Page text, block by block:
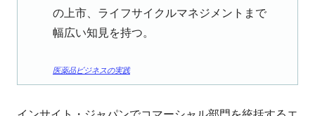
の上市、ライフサイクルマネジメントまで
幅広い知見を持つ。
医薬品ビジネスの実践